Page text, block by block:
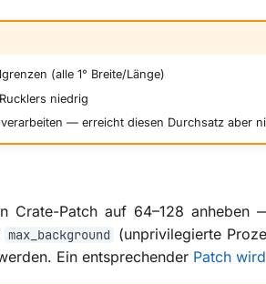
(alle 1° Breite/Länge)
niedrig
— erreicht diesen Durchsatz aber
Crate-Patch auf 64–128 anheben
max_background (unprivilegierte
Ein entsprechender Patch